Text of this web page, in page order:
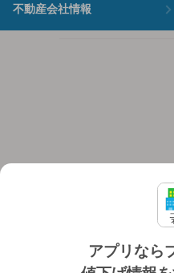
アプリなら
不動産会社情報